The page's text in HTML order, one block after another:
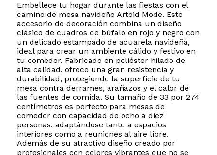
Embellece tu hogar durante las fiestas con el
camino de mesa navideño Artoid Mode. Este
accesorio de decoración combina un diseño
clásico de cuadros de búfalo en rojo y negro con
un delicado estampado de acuarela navideña,
ideal para crear un ambiente cálido y festivo en
tu comedor. Fabricado en poliéster hilado de
alta calidad, ofrece una gran resistencia y
durabilidad, protegiendo la superficie de tu
mesa contra derrames, arañazos y el calor de
las fuentes de comida. Su tamaño de 33 por 274
centímetros es perfecto para mesas de
comedor con capacidad de ocho a diez
personas, adaptándose tanto a espacios
interiores como a reuniones al aire libre.
Además de su atractivo diseño creado por
profesionales con colores vibrantes que no se